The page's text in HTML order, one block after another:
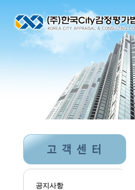
공지사항